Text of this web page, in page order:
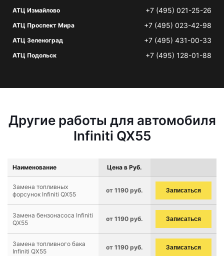
АТЦ Измайлово +7 (495) 021-25-26
АТЦ Проспект Мира +7 (495) 023-42-98
АТЦ Зеленоград +7 (495) 431-00-33
АТЦ Подольск +7 (495) 128-01-88
Другие работы для автомобиля
Infiniti QX55
Наименование Цена в Руб.
Замена топливных
форсунок Infiniti QX55
от 1190 руб. Записаться
Замена бензонасоса Infiniti
QX55
от 1190 руб. Записаться
Замена топливного бака
Infiniti QX55
от 1190 руб. Записаться